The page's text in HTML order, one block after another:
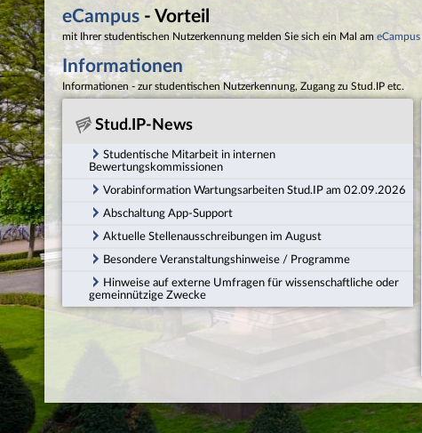
eCampus - Vorteil
mit Ihrer studentischen Nutzerkennung melden Sie sich ein Mal am eCampus
Informationen
Informationen - zur studentischen Nutzerkennung, Zugang zu Stud.IP etc.
Stud.IP-News
Studentische Mitarbeit in internen
Bewertungskommissionen
Vorabinformation Wartungsarbeiten Stud.IP am 02.09.2026
Abschaltung App-Support
Aktuelle Stellenausschreibungen im August
Besondere Veranstaltungshinweise / Programme
Hinweise auf externe Umfragen für wissenschaftliche oder
gemeinnützige Zwecke